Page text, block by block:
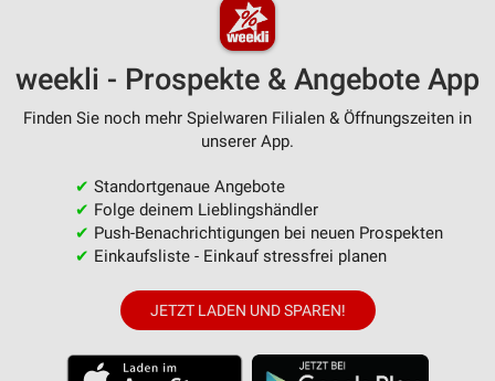
weekli - Prospekte & Angebote App
Finden Sie noch mehr Spielwaren Filialen & Öffnungszeiten in
unserer App.
✔ Standortgenaue Angebote
✔ Folge deinem Lieblingshändler
✔ Push-Benachrichtigungen bei neuen Prospekten
✔ Einkaufsliste - Einkauf stressfrei planen
JETZT LADEN UND SPAREN!